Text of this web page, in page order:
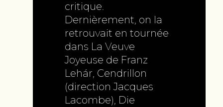
critique.
Dernièrement, on la
retrouvait en tournée
dans La Veuve
Joyeuse de Franz
Lehár, Cendrillon
(direction Jacques
Lacombe), Die